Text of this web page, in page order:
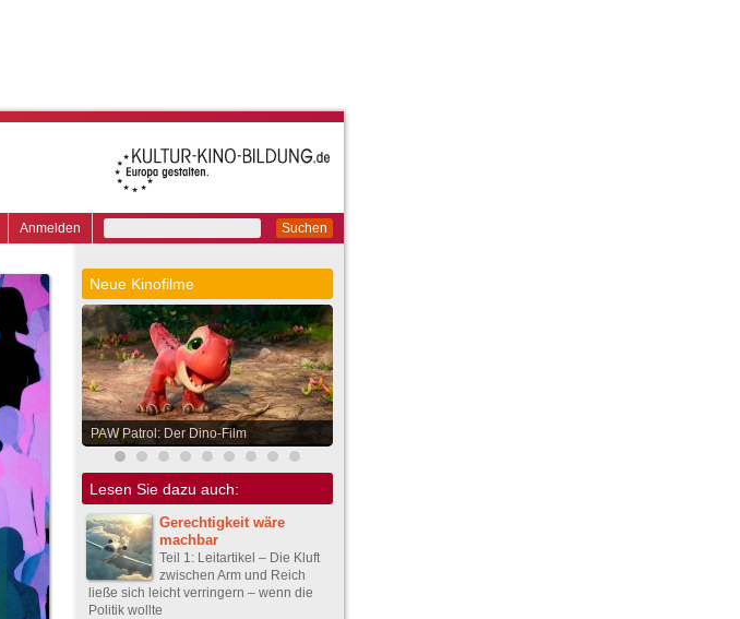
Suchen
Anmelden
Neue Kinofilme
PAW Patrol: Der Dino-Film
Lesen Sie dazu auch:
Gerechtigkeit wäre
machbar
Teil 1: Leitartikel – Die Kluft
zwischen Arm und Reich
ließe sich leicht verringern – wenn die
Politik wollte